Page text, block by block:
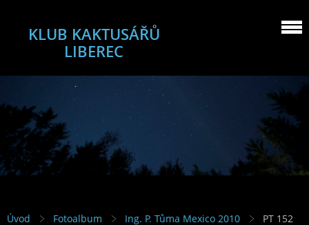
KLUB KAKTUSÁŘŮ
LIBEREC
Úvod Fotoalbum Ing. P. Tůma Mexico 2010
PT 152